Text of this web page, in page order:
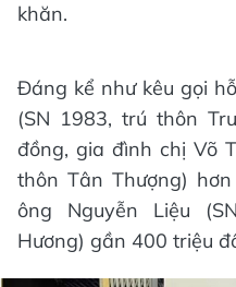
khăn.
Đáng kể như kêu gọi
(SN 1983, trú thôn
đồng, gia đình chị Võ
thôn Tân Thượng)
ông Nguyễn Liệu
Hương) gần 400 triệu